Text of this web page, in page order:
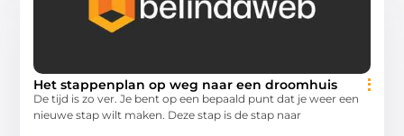
Het stappenplan op weg naar een droomhuis
De tijd is zo ver. Je bent op een bepaald punt dat je weer een
nieuwe stap wilt maken. Deze stap is de stap naar